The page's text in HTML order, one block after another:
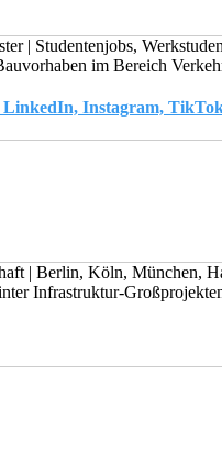
| Studentenjobs,
im Bereich
Instagram,
| Berlin, Köln, München,
Infrastruktur-